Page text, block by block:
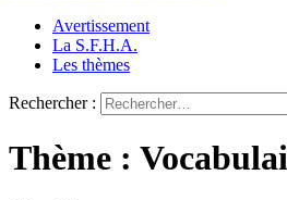
Avertissement
La S.F.H.A.
Les thèmes
Rechercher :
Thème :